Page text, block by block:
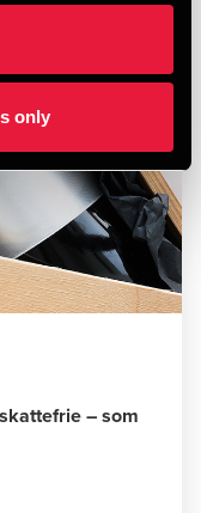
only
– som